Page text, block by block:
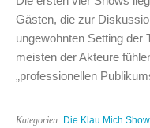
Gästen, die zur
ungewohnten Setting der
meisten der Akteure
„professionellen
Kategorien: Die Klau Mich Show